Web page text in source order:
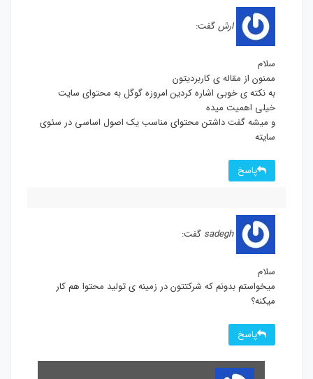
ارشگفت:
سلام
ممنون از مقاله ی کاربردیتون
به نکته ی خوبی اشاره کردین امروزه گوگل به محتوای سایت
خیلی اهمیت میده
و میشه گفت داشتن محتوای مناسب یک اصول اساسی در سئوی
سایته
پاسخ
sadegh گفت:
سلام
میخواستم بدونم که شرکتتون در زمینه ی تولید محتوا هم کار
میکنه؟
پاسخ